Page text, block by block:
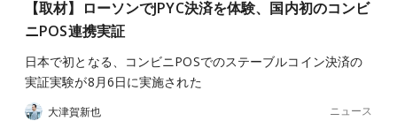
【取材】ローソンでJPYC決済を体験、国内初のコンビ
ニPOS連携実証
日本で初となる、コンビニPOSでのステーブルコイン決済の
実証実験が8月6日に実施された
大津賀新也 ニュース